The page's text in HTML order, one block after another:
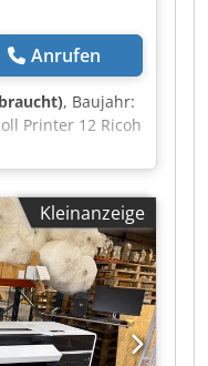
Anrufen
, Baujahr:
Printer 12 Ricoh
4 C +White (
installed full
were new
Printer is
-New
Matan
Af Asf
Kleinanzeige